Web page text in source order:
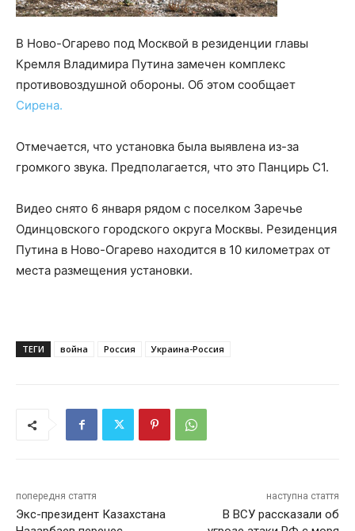
В Ново-Огарево под Москвой в резиденции главы
Кремля Владимира Путина замечен комплекс
противовоздушной обороны. Об этом сообщает
Сирена.
Отмечается, что установка была выявлена из-за
громкого звука. Предполагается, что это Панцирь С1.
Видео снято 6 января рядом с поселком Заречье
Одинцовского городского округа Москвы. Резиденция
Путина в Ново-Огарево находится в 10 километрах от
места размещения установки.
ТЕГИ война Россия Украина-Россия
попередня стаття
Экс-президент Казахстана
наступна стаття
В ВСУ рассказали об